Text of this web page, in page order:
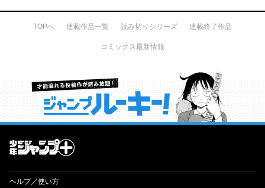
TOPへ 連載作品一覧 読み切りシリーズ 連載終了作品
コミックス最新情報
才能溢れる投稿作が読み放題！ ジャンプルーキー！
ヘルプ／使い方